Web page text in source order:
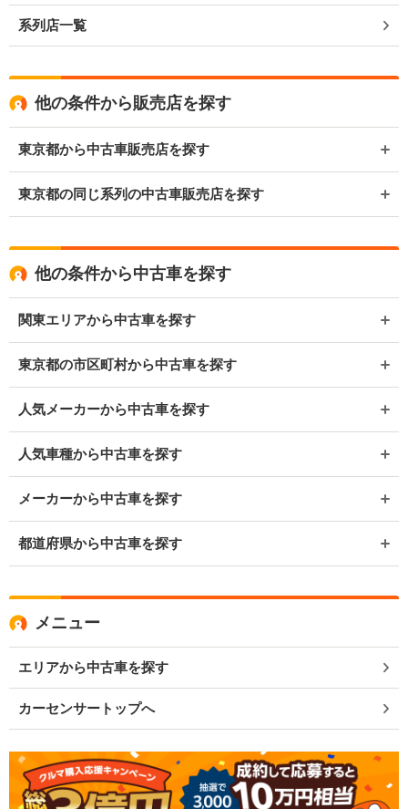
系列店一覧
他の条件から販売店を探す
東京都から中古車販売店を探す
東京都の同じ系列の中古車販売店を探す
他の条件から中古車を探す
関東エリアから中古車を探す
東京都の市区町村から中古車を探す
人気メーカーから中古車を探す
人気車種から中古車を探す
メーカーから中古車を探す
都道府県から中古車を探す
メニュー
エリアから中古車を探す
カーセンサートップへ